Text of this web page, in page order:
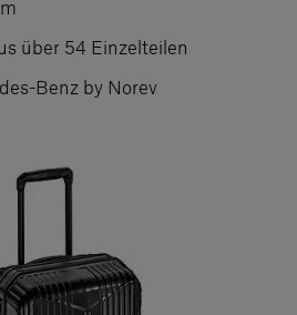
über 54 Einzelteilen
Benz by Norev